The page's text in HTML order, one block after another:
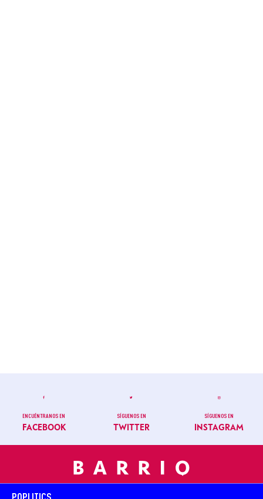
ENCUÉNTRANOS EN
FACEBOOK
SÍGUENOS EN
TWITTER
SÍGUENOS EN
INSTAGRAM
POPLITICS